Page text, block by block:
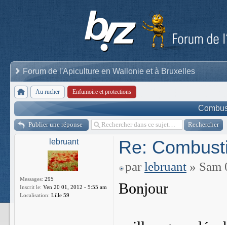
Forum de l'Apiculture en Wallonie et à Bruxelles
Au rucher Enfumoire et protections
Publier une réponse
lebruant
Messages: 295
Inscrit le: Ven 20 01, 2012 - 5:55 am
Localisation: Lille 59
Re:
par lebruant » Sam
Bonjour